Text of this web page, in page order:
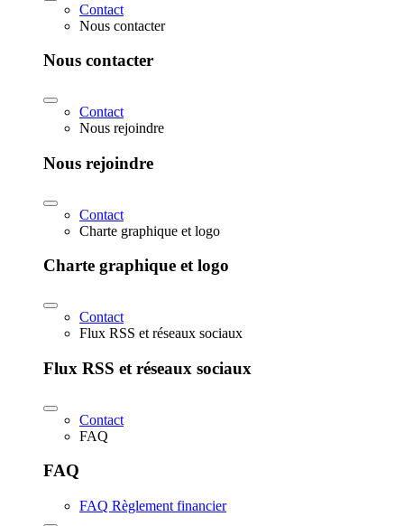
Contact
Nous contacter
Nous contacter
Contact
Nous rejoindre
Nous rejoindre
Contact
Charte graphique et logo
Charte graphique et logo
Contact
Flux RSS et réseaux sociaux
Flux RSS et réseaux sociaux
Contact
FAQ
FAQ
FAQ Règlement financier